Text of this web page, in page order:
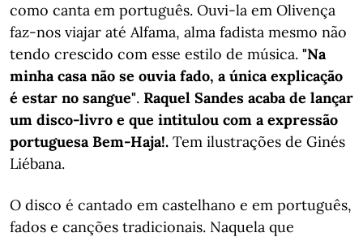
como canta em português. Ouvi-la em Olivença
faz-nos viajar até Alfama, alma fadista mesmo não
tendo crescido com esse estilo de música. "Na
minha casa não se ouvia fado, a única explicação
é estar no sangue". Raquel Sandes acaba de lançar
um disco-livro e que intitulou com a expressão
portuguesa Bem-Haja!. Tem ilustrações de Ginés
Liébana.
O disco é cantado em castelhano e em português,
fados e canções tradicionais. Naquela que